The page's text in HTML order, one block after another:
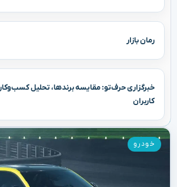
رمان بازار
خبرگزاری حرف‌تو: مقایسه برندها، تحلیل
کاربران
خودرو